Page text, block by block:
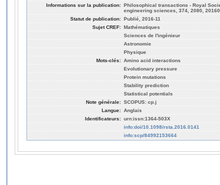
Informations sur la publication: Philosophical transactions - Royal
engineering sciences, 374, 2080,
Statut de publication: Publié, 2016-11
Sujet CREF: Mathématiques
Sciences de l'ingénieur
Astronomie
Physique
Mots-clés: Amino acid interactions
Evolutionary pressure
Protein mutations
Stability prediction
Statistical potentials
Note générale: SCOPUS: cp.j
Langue: Anglais
Identificateurs: urn:issn:1364-503X
info:doi/10.1098/rsta.2016.0141
info:scp/84992153664